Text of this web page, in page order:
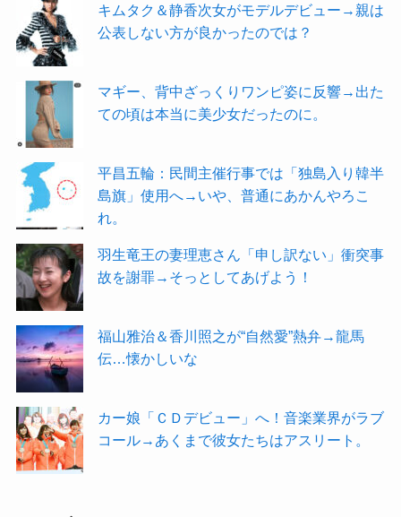
キムタク＆静香次女がモデルデビュー→親は
公表しない方が良かったのでは？
マギー、背中ざっくりワンピ姿に反響→出た
ての頃は本当に美少女だったのに。
平昌五輪：民間主催行事では「独島入り韓半
島旗」使用へ→いや、普通にあかんやろこ
れ。
羽生竜王の妻理恵さん「申し訳ない」衝突事
故を謝罪→そっとしてあげよう！
福山雅治＆香川照之が“自然愛”熱弁→龍馬
伝…懐かしいな
カー娘「ＣＤデビュー」へ！音楽業界がラブ
コール→あくまで彼女たちはアスリート。